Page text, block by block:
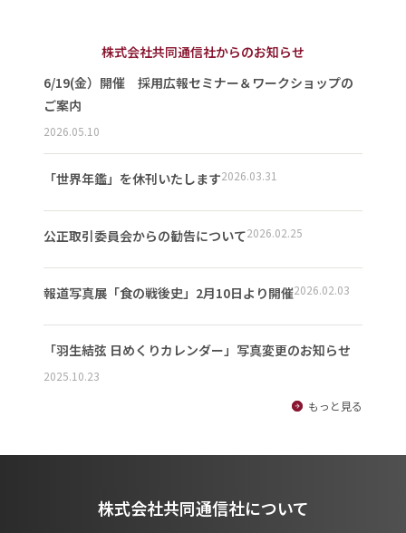
株式会社共同通信社からのお知らせ
6/19(金）開催 採用広報セミナー＆ワークショップの
ご案内
2026.05.10
「世界年鑑」を休刊いたします2026.03.31
公正取引委員会からの勧告について2026.02.25
報道写真展「食の戦後史」2月10日より開催2026.02.03
「羽生結弦 日めくりカレンダー」写真変更のお知らせ
2025.10.23
もっと見る
株式会社共同通信社について